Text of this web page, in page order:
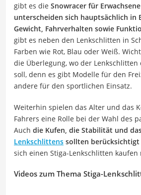
gibt es die Snowracer für
unterscheiden sich hauptsächlich in
Gewicht, Fahrverhalten sowie
gibt es neben den Lenkschlitten in
Farben wie Rot, Blau oder Weiß.
die Überlegung, wo der Lenkschlitten
soll, denn es gibt Modelle für den
andere für den sportlichen Einsatz.
Weiterhin spielen das Alter und das
Fahrers eine Rolle bei der Wahl des
Auch die Kufen, die Stabilität und
Lenkschlittens sollten berücksichtigt
sich einen Stiga-Lenkschlitten kaufen
Videos zum Thema Stiga-